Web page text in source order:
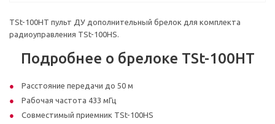
TSt-100HT пульт ДУ дополнительный брелок для комплекта
радиоуправления TSt-100HS.
Подробнее о брелоке TSt-100HT
Расстояние передачи до 50 м
Рабочая частота 433 мГц
Совместимый приемник TSt-100HS